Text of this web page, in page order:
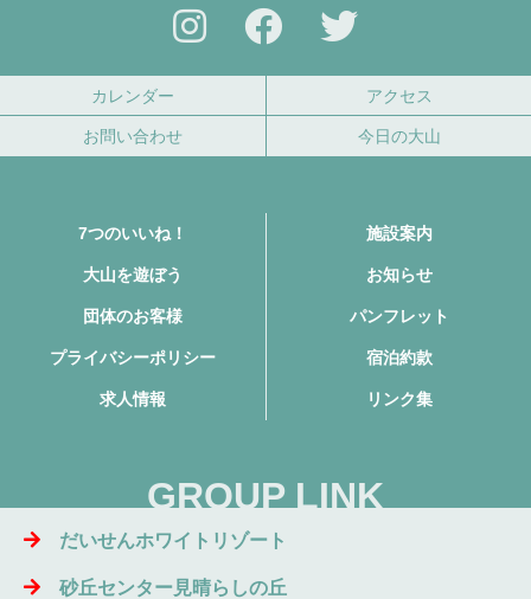
カレンダー アクセス
お問い合わせ 今日の大山
7つのいいね！ 施設案内
大山を遊ぼう お知らせ
団体のお客様 パンフレット
プライバシーポリシー 宿泊約款
求人情報 リンク集
GROUP LINK
だいせんホワイトリゾート
砂丘センター見晴らしの丘